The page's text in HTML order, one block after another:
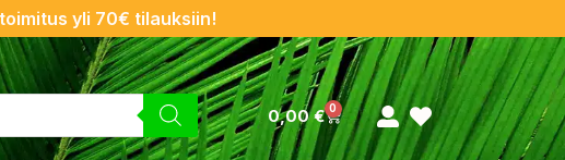
yli 70€ tilauksiin!
0,00€ 0